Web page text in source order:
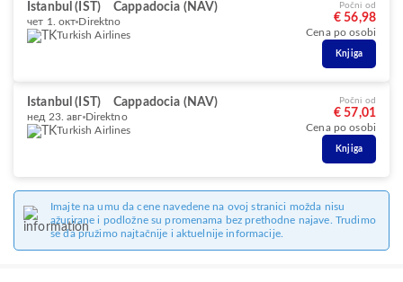
Istanbul (IST) Cappadocia (NAV)
чет 1. окт Direktno
Turkish Airlines
Počni od
€ 56,98
Cena po osobi
Knjiga
Istanbul (IST) Cappadocia (NAV)
нед 23. авг Direktno
Turkish Airlines
Počni od
€ 57,01
Cena po osobi
Knjiga
Imajte na umu da cene navedene na ovoj stranici možda nisu
ažurirane i podložne su promenama bez prethodne najave. Trudimo
se da pružimo najtačnije i aktuelnije informacije.